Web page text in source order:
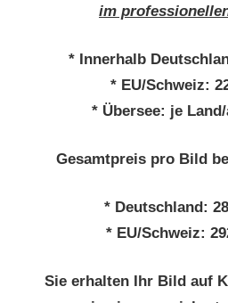
im
* Innerhalb
* EU/Schweiz:
* Übersee: je
Gesamtpreis pro Bild
* Deutschland:
* EU/Schweiz:
Sie erhalten Ihr Bild auf